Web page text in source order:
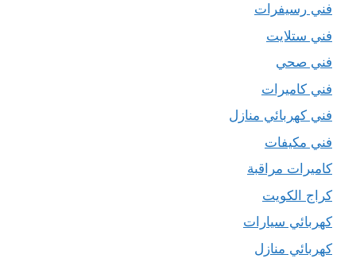
فني رسيفرات
فني ستلايت
فني صحي
فني كاميرات
فني كهربائي منازل
فني مكيفات
كاميرات مراقبة
كراج الكويت
كهربائي سيارات
كهربائي منازل